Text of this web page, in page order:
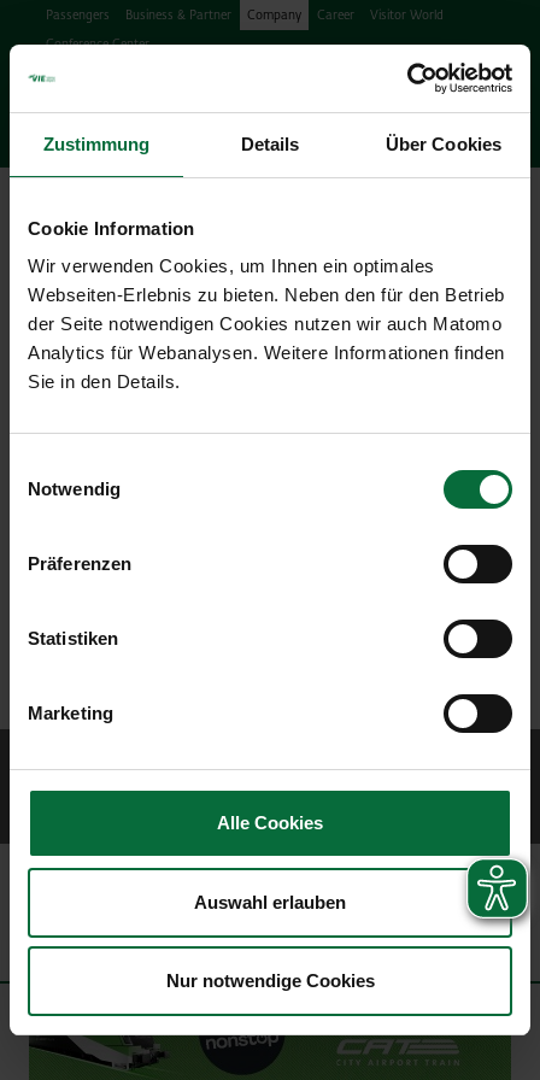
Zustimmung Details Über Cookies
Cookie Information
Wir verwenden Cookies, um Ihnen ein optimales
Webseiten-Erlebnis zu bieten. Neben den für den Betrieb
der Seite notwendigen Cookies nutzen wir auch Matomo
Analytics für Webanalysen. Weitere Informationen finden
Sie in den Details.
Notwendig
Präferenzen
Statistiken
Marketing
Alle Cookies
Auswahl erlauben
Nur notwendige Cookies
Passengers Business & Partner Company Career
Visitor World
Conference Center
Search
search
FacebookInstagram
Podcast
X Youtube
Press Releases & News
Download PDF deutsch